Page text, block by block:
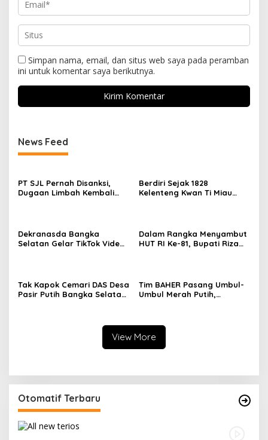
Simpan nama, email, dan situs web saya pada peramban
ini untuk komentar saya berikutnya.
News Feed
PT SJL Pernah Disanksi,
Dugaan Limbah Kembali
Pencemaran
Berdiri Sejak 1828
Kelenteng Kwan Ti Miau
Dekranasda Bangka
Selatan Gelar TikTok Video
Dalam Rangka Menyambut
HUT RI Ke-81, Bupati Riza
Kendaraan Bermotor
Tak Kapok Cemari DAS Desa
Pasir Putih Bangka Selatan,
Tim BAHER Pasang Umbul-
Umbul Merah Putih,
View More
Otomatif Terbaru